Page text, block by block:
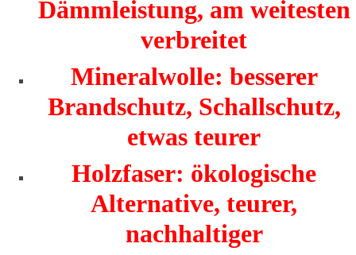
Dämmleistung, am weitesten
verbreitet
Mineralwolle: besserer
Brandschutz, Schallschutz,
etwas teurer
Holzfaser: ökologische
Alternative, teurer,
nachhaltiger